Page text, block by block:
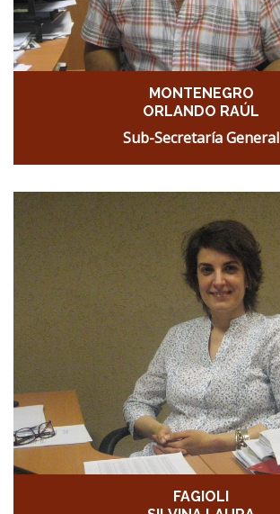
MONTENEGRO
ORLANDO RAÚL
Sub-Secretaría General
FAGIOLI